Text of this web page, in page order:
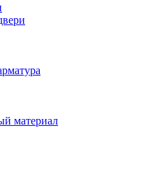
материал